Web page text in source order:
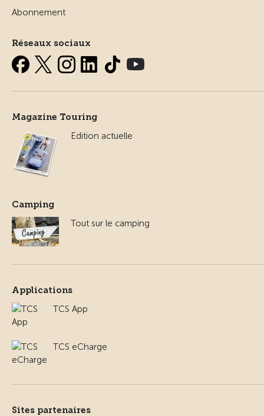
Abonnement
Réseaux sociaux
Magazine Touring
Edition actuelle
Camping
Tout sur le camping
Applications
TCS App
TCS eCharge
Sites partenaires